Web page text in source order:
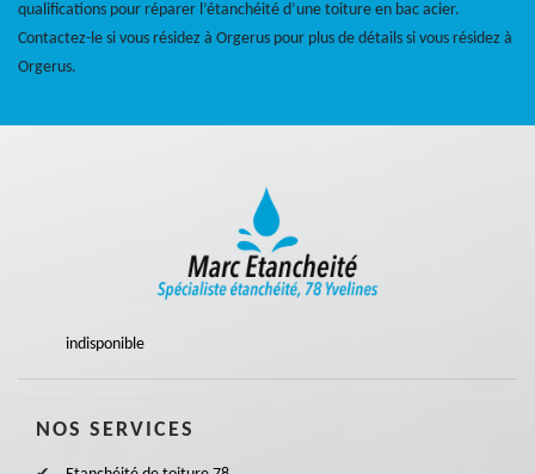
qualifications pour réparer l’étanchéité d’une toiture en bac acier.
Contactez-le si vous résidez à Orgerus pour plus de détails si vous résidez à
Orgerus.
indisponible
NOS SERVICES